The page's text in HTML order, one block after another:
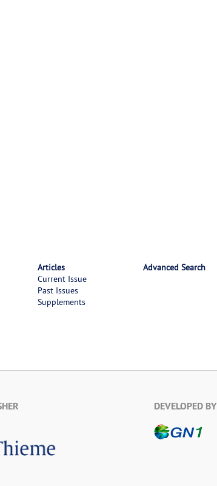
Articles
Current Issue
Past Issues
Supplements
Advanced Search
DEVELOPED BY